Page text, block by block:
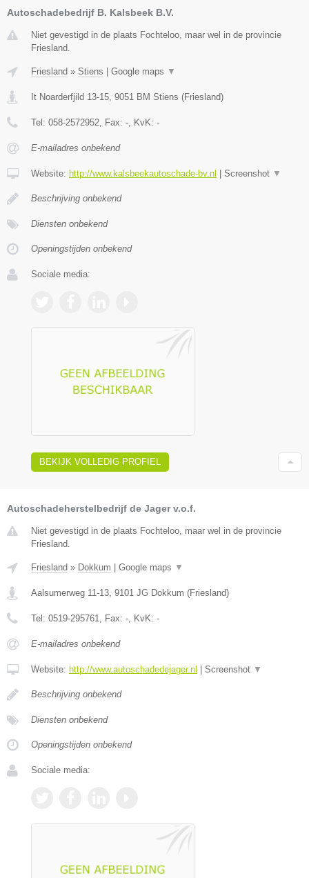
Autoschadebedrijf B. Kalsbeek B.V.
Niet gevestigd in de plaats Fochteloo, maar wel in de provincie
Friesland.
Friesland » Stiens | Google maps ▼
It Noarderfjild 13-15 9051 BM Stiens (Friesland)
Tel: 058-2572952 , Fax: - , KvK: -
E-mailadres onbekend
Website: http://www.kalsbeekautoschade-bv.nl | Screenshot ▼
Beschrijving onbekend
Diensten onbekend
Openingstijden onbekend
Sociale media:
BEKIJK VOLLEDIG PROFIEL
Autoschadeherstelbedrijf de Jager v.o.f.
Niet gevestigd in de plaats Fochteloo, maar wel in de provincie
Friesland.
Friesland » Dokkum Google maps ▼
Aalsumerweg 11-13, 9101 JG Dokkum (Friesland)
Tel: 0519-295761, Fax: -, KvK: -
E-mailadres onbekend
Website: http://www.autoschadedejager.nl Screenshot ▼
Beschrijving onbekend
Diensten onbekend
Openingstijden onbekend
Sociale media: